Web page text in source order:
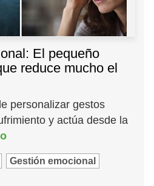
El pequeño
reduce mucho el
personalizar gestos
y actúa desde la
Gestión emocional